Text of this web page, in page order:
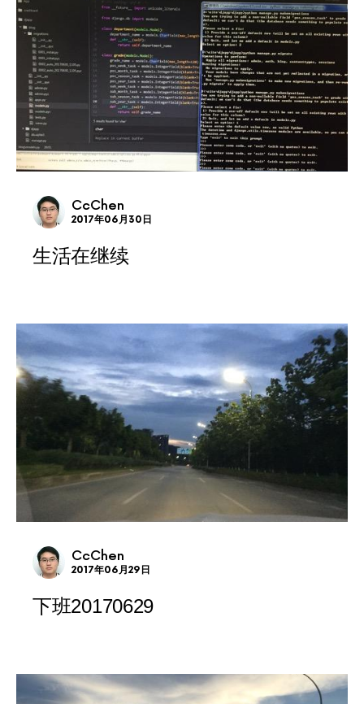
CcChen
2017年06月30日
生活在继续
CcChen
2017年06月29日
下班20170629